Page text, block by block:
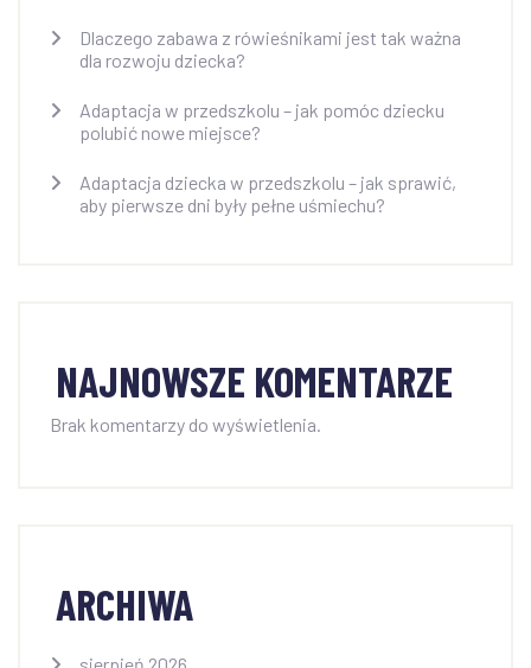
Dlaczego zabawa z rówieśnikami jest tak ważna
dla rozwoju dziecka?
Adaptacja w przedszkolu – jak pomóc dziecku
polubić nowe miejsce?
Adaptacja dziecka w przedszkolu – jak sprawić,
aby pierwsze dni były pełne uśmiechu?
NAJNOWSZE KOMENTARZE
Brak komentarzy do wyświetlenia.
ARCHIWA